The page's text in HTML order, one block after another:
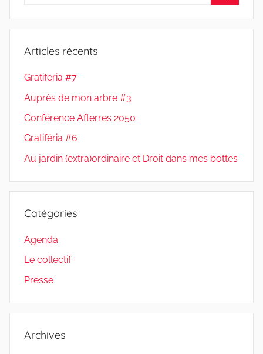
:
Articles récents
Gratiferia #7
Auprès de mon arbre #3
Conférence Afterres 2050
Gratiféria #6
Au jardin (extra)ordinaire et Droit dans mes bottes
Catégories
Agenda
Le collectif
Presse
Archives